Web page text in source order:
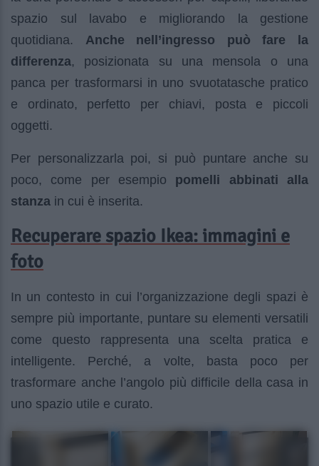
spazio sul lavabo e migliorando la gestione
quotidiana. Anche nell’ingresso può fare la
differenza, posizionata su una mensola o una
panca per trasformarsi in uno svuotatasche pratico
e ordinato, perfetto per chiavi, posta e piccoli
oggetti.
Per personalizzarla poi, si può puntare anche su
poco, come per esempio pomelli abbinati alla
stanza in cui è inserita.
Recuperare spazio Ikea: immagini e
foto
In un contesto in cui l’organizzazione degli spazi è
sempre più importante, puntare su elementi versatili
come questo rappresenta una scelta pratica e
intelligente. Perché, a volte, basta poco per
trasformare anche l’angolo più difficile della casa in
uno spazio utile e curato.